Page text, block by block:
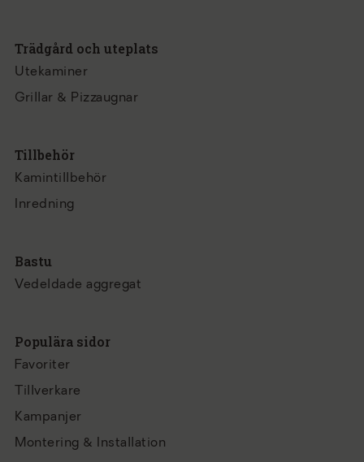
Trädgård och uteplats
Utekaminer
Grillar & Pizzaugnar
Tillbehör
Kamintillbehör
Inredning
Bastu
Vedeldade aggregat
Populära sidor
Favoriter
Tillverkare
Kampanjer
Montering & Installation